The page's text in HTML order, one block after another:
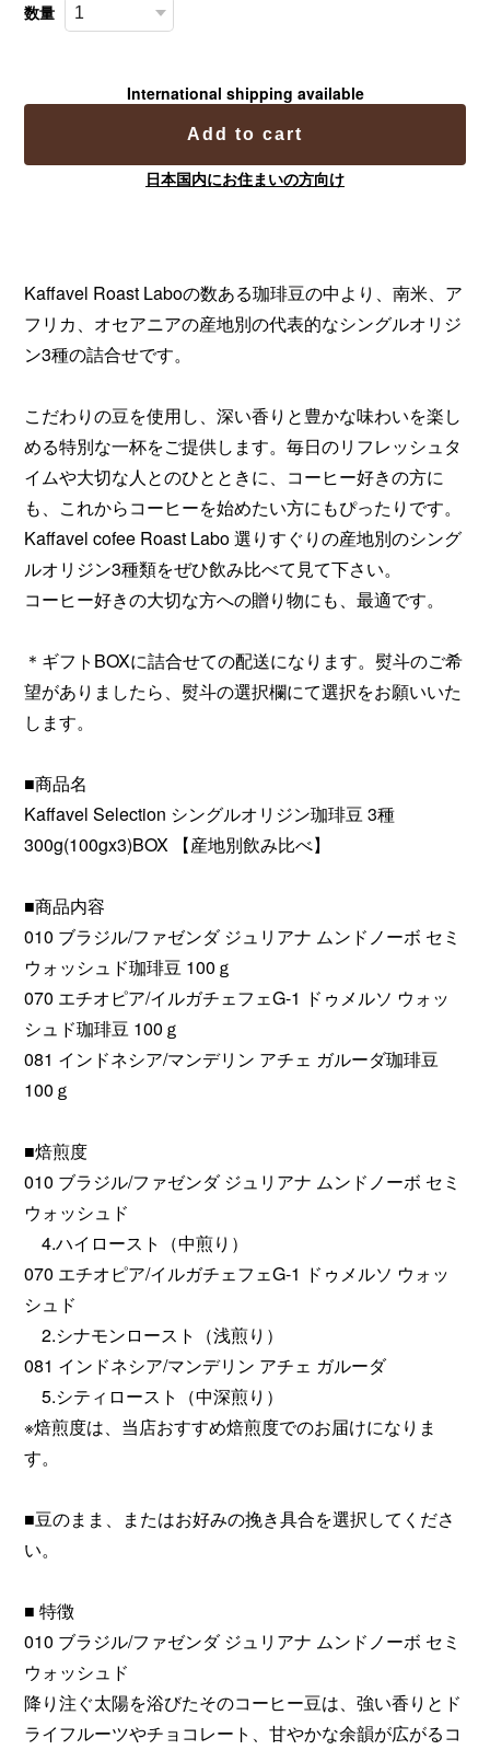
数量
International shipping available
Add to cart
日本国内にお住まいの方向け
Kaffavel Roast Laboの数ある珈琲豆の中より、南米、ア
フリカ、オセアニアの産地別の代表的なシングルオリジ
ン3種の詰合せです。
こだわりの豆を使用し、深い香りと豊かな味わいを楽し
める特別な一杯をご提供します。毎日のリフレッシュタ
イムや大切な人とのひとときに、コーヒー好きの方に
も、これからコーヒーを始めたい方にもぴったりです。
Kaffavel cofee Roast Labo 選りすぐりの産地別のシング
ルオリジン3種類をぜひ飲み比べて見て下さい。
コーヒー好きの大切な方への贈り物にも、最適です。
＊ギフトBOXに詰合せての配送になります。熨斗のご希
望がありましたら、熨斗の選択欄にて選択をお願いいた
します。
■商品名
Kaffavel Selection シングルオリジン珈琲豆 3種
300g(100gx3)BOX 【産地別飲み比べ】
■商品内容
010 ブラジル/ファゼンダ ジュリアナ ムンドノーボ セミ
ウォッシュド珈琲豆 100ｇ
070 エチオピア/イルガチェフェG-1 ドゥメルソ ウォッ
シュド珈琲豆 100ｇ
081 インドネシア/マンデリン アチェ ガルーダ珈琲豆
100ｇ
■焙煎度
010 ブラジル/ファゼンダ ジュリアナ ムンドノーボ セミ
ウォッシュド
4.ハイロースト（中煎り）
070 エチオピア/イルガチェフェG-1 ドゥメルソ ウォッ
シュド
2.シナモンロースト（浅煎り）
081 インドネシア/マンデリン アチェ ガルーダ
5.シティロースト（中深煎り）
※焙煎度は、当店おすすめ焙煎度でのお届けになりま
す。
■豆のまま、またはお好みの挽き具合を選択してくださ
い。
■ 特徴
010 ブラジル/ファゼンダ ジュリアナ ムンドノーボ セミ
ウォッシュド
降り注ぐ太陽を浴びたそのコーヒー豆は、強い香りとド
ライフルーツやチョコレート、甘やかな余韻が広がるコ